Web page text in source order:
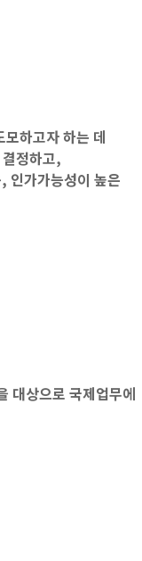
하고자 하는 데
정하고,
인가가능성이 높은
대상으로 국제업무에